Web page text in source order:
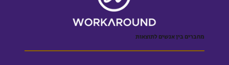
מחברים בין אנשים לתוצאות